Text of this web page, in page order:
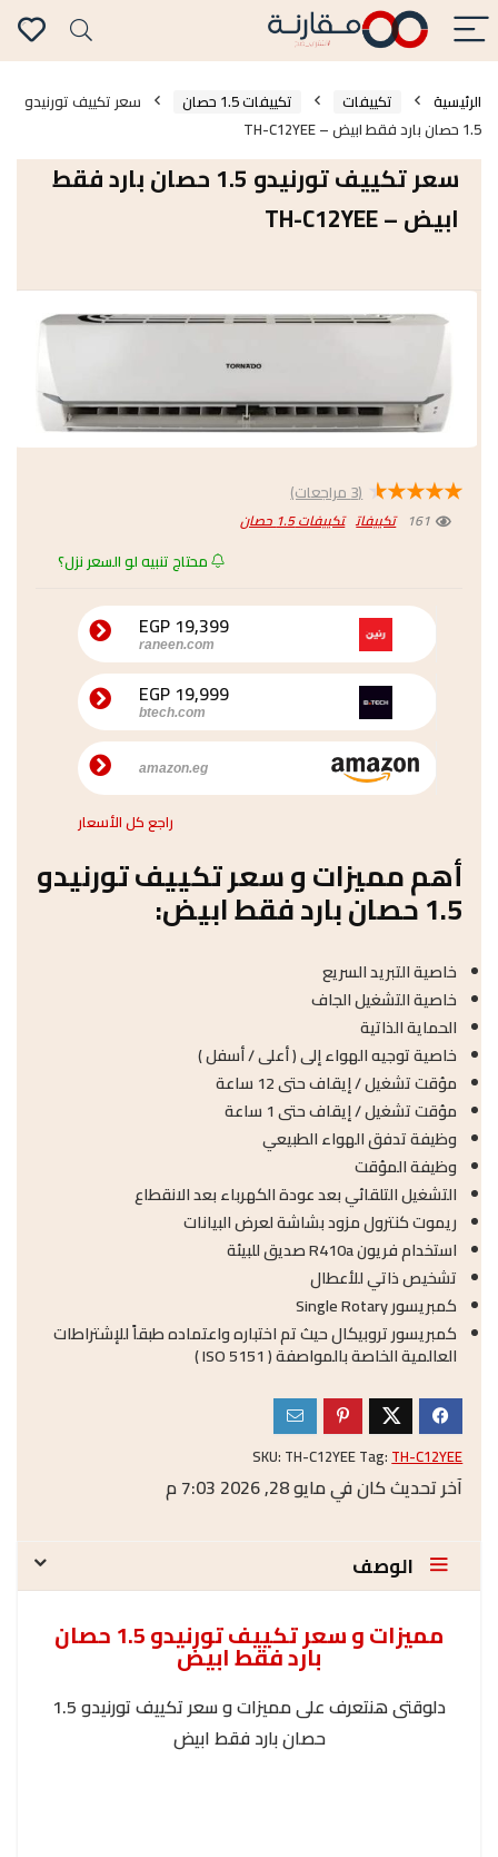
الرئيسية تكييفات تكييفات 1.5 حصان
سعر تكييف تورنيدو
1.5 حصان بارد فقط ابيض – TH-C12YEE
سعر تكييف تورنيدو 1.5 حصان بارد فقط
ابيض – TH-C12YEE
★
★
★
★
★
(
3 مراجعات)
161 تكييفات تكييفات 1.5 حصان
محتاج تنبيه لو السعر نزل؟
19,399 EGP
raneen.com
19,999 EGP
btech.com
amazon.eg
راجع كل الأسعار
أهم مميزات و سعر تكييف تورنيدو
1.5 حصان بارد فقط ابيض:
خاصية التبريد السريع
خاصية التشغيل الجاف
الحماية الذاتية
خاصية توجيه الهواء إلى ( أعلى / أسفل )
مؤقت تشغيل / إيقاف حتى 12 ساعة
مؤقت تشغيل / إيقاف حتى 1 ساعة
وظيفة تدفق الهواء الطبيعي
وظيفة المؤقت
التشغيل التلقائي بعد عودة الكهرباء بعد الانقطاع
ريموت كنترول مزود بشاشة لعرض البيانات
استخدام فريون R410a صديق للبيئة
تشخيص ذاتي للأعطال
كمبريسور Single Rotary
كمبريسور تروبيكال حيث تم اختباره واعتماده طبقاً للإشتراطات
العالمية الخاصة بالمواصفة ( ISO 5151 )
SKU: TH-C12YEETag: TH-C12YEE
آخر تحديث كان في مايو 28, 2026 7:03 م
الوصف
مميزات و سعر تكييف تورنيدو 1.5 حصان
بارد فقط ابيض
دلوقتى هنتعرف على مميزات و سعر تكييف تورنيدو 1.5
حصان بارد فقط ابيض